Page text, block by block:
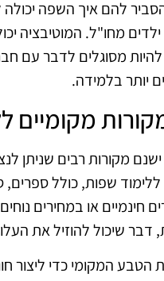
להם איך השפה
מחו"ל. המוטיבציה
מסוגלים לדבר עם
יותר בלמידה.
מקומיים
מקורות רבים שניתן
ללימוד שפות, כולל ספרים,
חינמיים או במחירים
דבר שיכול להוזיל את
הטבע המקומי כדי ליצור